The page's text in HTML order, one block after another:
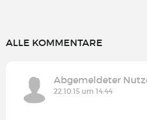
ALLE KOMMENTARE
Abgemeldeter
22.10.15 um 14:44